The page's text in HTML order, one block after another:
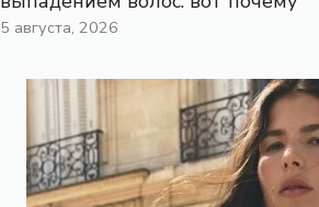
5 августа, 2026